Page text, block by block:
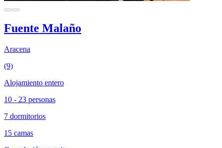
Fuente Malaño
Aracena
(9)
Alojamiento entero
10 - 23 personas
7 dormitorios
15 camas